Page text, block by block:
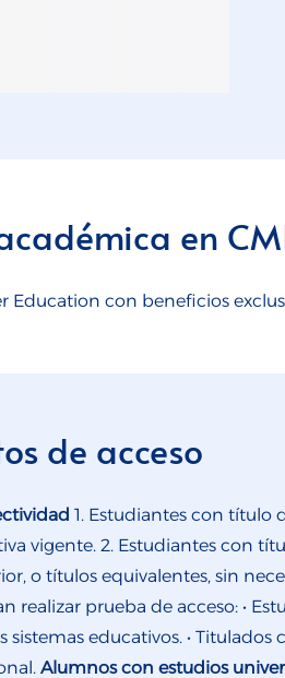
en
Education con beneficios
de acceso
1. Estudiantes con título
vigente. 2. Estudiantes con
o títulos equivalentes, sin
prueba de acceso: •
educativos. • Titulados
Alumnos con estudios